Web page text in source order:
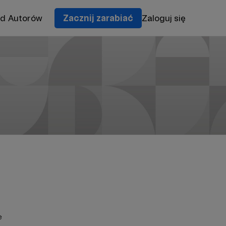
Autorów Zacznij zarabiać Zaloguj się